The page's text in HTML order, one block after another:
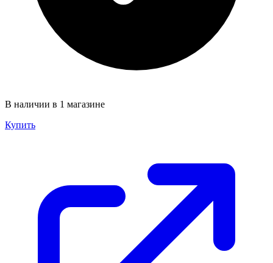
В наличии в 1 магазине
Купить